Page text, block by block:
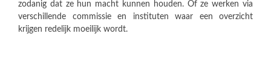
zodanig dat ze hun macht kunnen houden. Of ze werken via
verschillende commissie en instituten waar een overzicht
krijgen redelijk moeilijk wordt.